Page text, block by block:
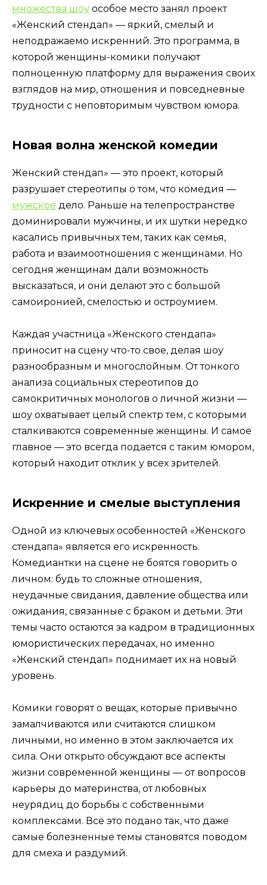
множества шоу особое место занял проект
«Женский стендап» — яркий, смелый и
неподражаемо искренний. Это программа, в
которой женщины-комики получают
полноценную платформу для выражения своих
взглядов на мир, отношения и повседневные
трудности с неповторимым чувством юмора.
Новая волна женской комедии
Женский стендап» — это проект, который
разрушает стереотипы о том, что комедия —
мужское дело. Раньше на телепространстве
доминировали мужчины, и их шутки нередко
касались привычных тем, таких как семья,
работа и взаимоотношения с женщинами. Но
сегодня женщинам дали возможность
высказаться, и они делают это с большой
самоиронией, смелостью и остроумием.
Каждая участница «Женского стендапа»
приносит на сцену что-то свое, делая шоу
разнообразным и многослойным. От тонкого
анализа социальных стереотипов до
самокритичных монологов о личной жизни —
шоу охватывает целый спектр тем, с которыми
сталкиваются современные женщины. И самое
главное — это всегда подается с таким юмором,
который находит отклик у всех зрителей.
Искренние и смелые выступления
Одной из ключевых особенностей «Женского
стендапа» является его искренность.
Комедиантки на сцене не боятся говорить о
личном: будь то сложные отношения,
неудачные свидания, давление общества или
ожидания, связанные с браком и детьми. Эти
темы часто остаются за кадром в традиционных
юмористических передачах, но именно
«Женский стендап» поднимает их на новый
уровень.
Комики говорят о вещах, которые привычно
замалчиваются или считаются слишком
личными, но именно в этом заключается их
сила. Они открыто обсуждают все аспекты
жизни современной женщины — от вопросов
карьеры до материнства, от любовных
неурядиц до борьбы с собственными
комплексами. Всё это подано так, что даже
самые болезненные темы становятся поводом
для смеха и раздумий.